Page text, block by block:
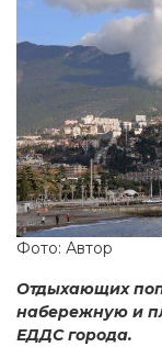
Фото: Автор
Отдыхающих
набережную и
ЕДДС города.